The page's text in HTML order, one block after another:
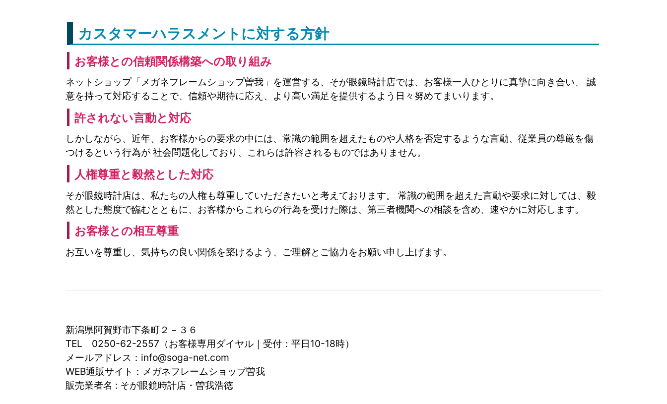
カスタマーハラスメントに対する方針
お客様との信頼関係構築への取り組み
ネットショップ「メガネフレームショップ曽我」を運営する、そが眼鏡時計店では、お客様一人ひとりに真摯に向き合い、 誠
意を持って対応することで、信頼や期待に応え、より高い満足を提供するよう日々努めてまいります。
許されない言動と対応
しかしながら、近年、お客様からの要求の中には、常識の範囲を超えたものや人格を否定するような言動、従業員の尊厳を傷
つけるという行為が 社会問題化しており、これらは許容されるものではありません。
人権尊重と毅然とした対応
そが眼鏡時計店は、私たちの人権も尊重していただきたいと考えております。 常識の範囲を超えた言動や要求に対しては、毅
然とした態度で臨むとともに、お客様からこれらの行為を受けた際は、第三者機関への相談を含め、速やかに対応します。
お客様との相互尊重
お互いを尊重し、気持ちの良い関係を築けるよう、ご理解とご協力をお願い申し上げます。
新潟県阿賀野市下条町２－３６
TEL 0250-62-2557（お客様専用ダイヤル｜受付：平日10-18時）
メールアドレス：info@soga-net.com
WEB通販サイト：メガネフレームショップ曽我
販売業者名 : そが眼鏡時計店・曽我浩徳